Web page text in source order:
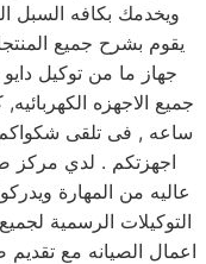
ويخدمك بكافه السبل
يقوم بشرح جميع
جهاز ما من توكيل
ساعه , فى تلقى شكواكم
اجهزتكم . لدي مركز
عاليه من المهارة
التوكيلات الرسمية
اعمال الصيانه مع